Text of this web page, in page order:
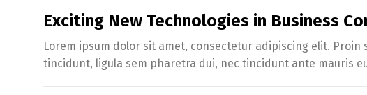
Exciting New Technologies in Business
Lorem ipsum dolor sit amet, consectetur adipiscing elit.
tincidunt, ligula sem pharetra dui, nec tincidunt ante mauris